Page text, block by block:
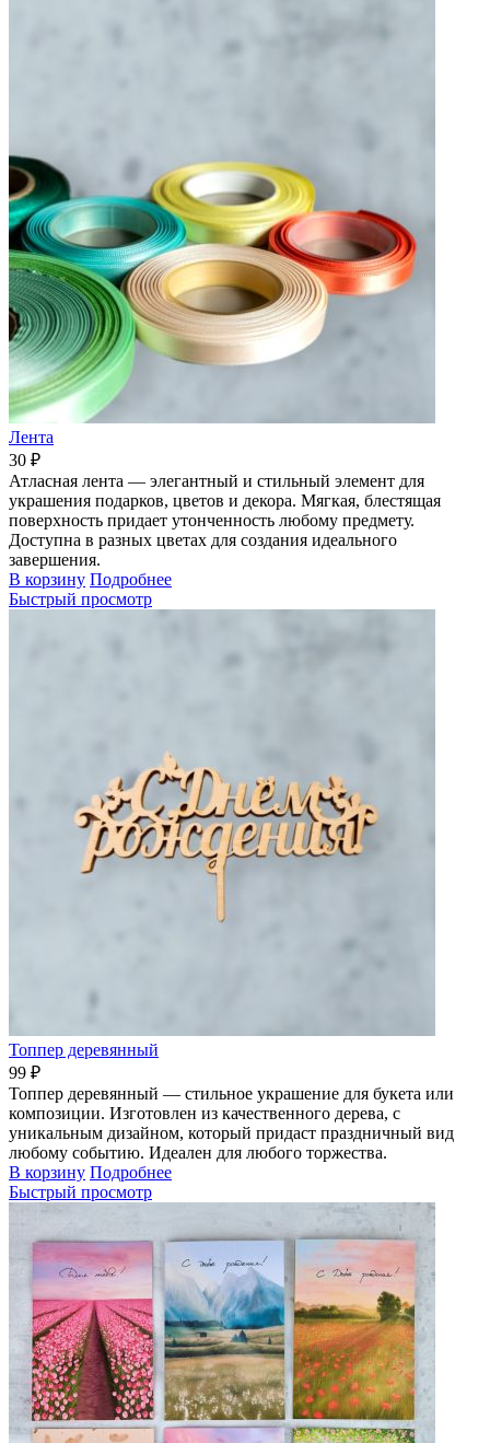
Лента
30 ₽
Атласная лента — элегантный и стильный элемент для
украшения подарков, цветов и декора. Мягкая, блестящая
поверхность придает утонченность любому предмету.
Доступна в разных цветах для создания идеального
завершения.
В корзину Подробнее
Быстрый просмотр
Топпер деревянный
99 ₽
Топпер деревянный — стильное украшение для букета или
композиции. Изготовлен из качественного дерева, с
уникальным дизайном, который придаст праздничный вид
любому событию. Идеален для любого торжества.
В корзину Подробнее
Быстрый просмотр